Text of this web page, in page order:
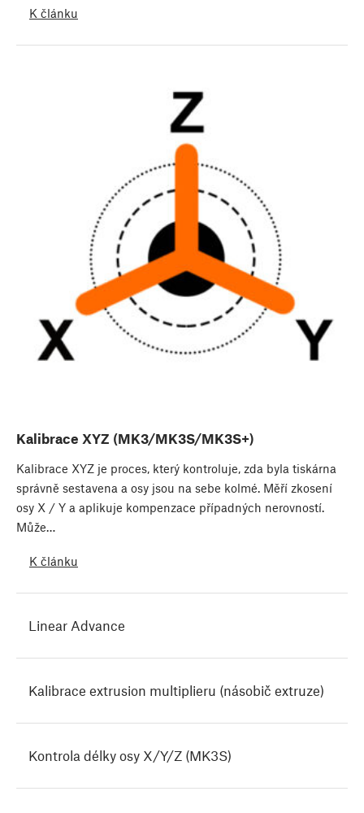
K článku
Kalibrace XYZ (MK3/MK3S/MK3S+)
Kalibrace XYZ je proces, který kontroluje, zda byla tiskárna
správně sestavena a osy jsou na sebe kolmé. Měří zkosení
osy X / Y a aplikuje kompenzace případných nerovností.
Může…
K článku
Linear Advance
Kalibrace extrusion multiplieru (násobič extruze)
Kontrola délky osy X/Y/Z (MK3S)